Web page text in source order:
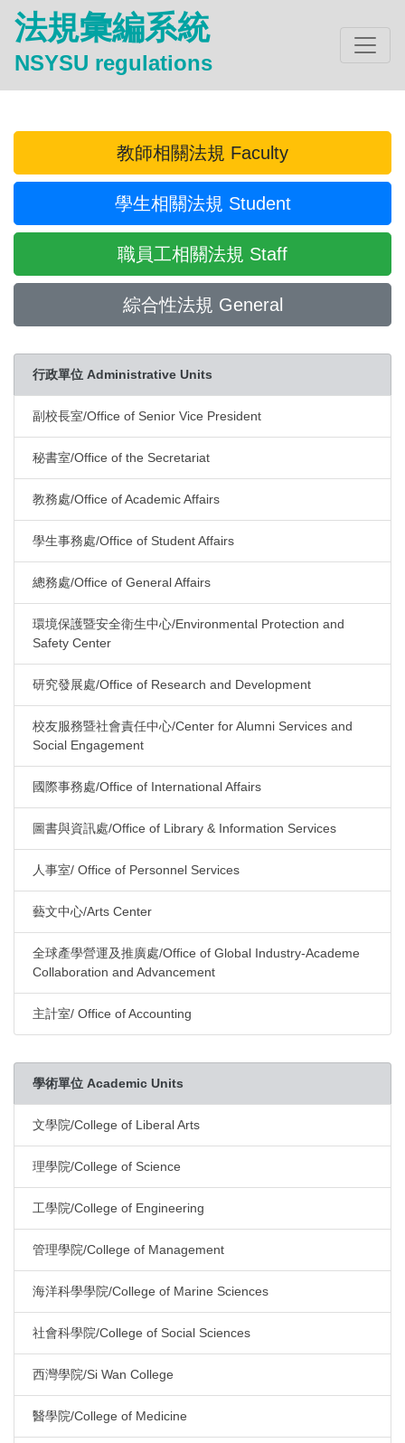
法規彙編系統
NSYSU regulations
教師相關法規 Faculty
學生相關法規 Student
職員工相關法規 Staff
綜合性法規 General
行政單位 Administrative Units
副校長室/Office of Senior Vice President
秘書室/Office of the Secretariat
教務處/Office of Academic Affairs
學生事務處/Office of Student Affairs
總務處/Office of General Affairs
環境保護暨安全衛生中心/Environmental Protection and
Safety Center
研究發展處/Office of Research and Development
校友服務暨社會責任中心/Center for Alumni Services and
Social Engagement
國際事務處/Office of International Affairs
圖書與資訊處/Office of Library & Information Services
人事室/ Office of Personnel Services
藝文中心/Arts Center
全球產學營運及推廣處/Office of Global Industry-Academe
Collaboration and Advancement
主計室/ Office of Accounting
學術單位 Academic Units
文學院/College of Liberal Arts
理學院/College of Science
工學院/College of Engineering
管理學院/College of Management
海洋科學學院/College of Marine Sciences
社會科學院/College of Social Sciences
西灣學院/Si Wan College
醫學院/College of Medicine